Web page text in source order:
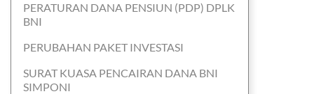
PERATURAN DANA PENSIUN (PDP) DPLK
BNI
PERUBAHAN PAKET INVESTASI
SURAT KUASA PENCAIRAN DANA BNI
SIMPONI